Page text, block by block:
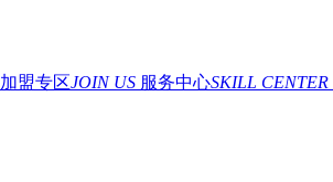
加盟专区JOIN US 服务中心SKILL CENTER